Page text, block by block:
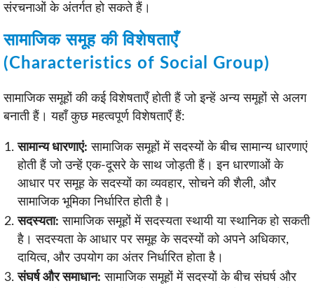
संरचनाओं के अंतर्गत हो सकते हैं।
सामाजिक समूह की विशेषताएँ
(Characteristics of Social Group)
सामाजिक समूहों की कई विशेषताएँ होती हैं जो इन्हें अन्य समूहों से अलग
बनाती हैं। यहाँ कुछ महत्वपूर्ण विशेषताएँ हैं:
सामान्य धारणाएं: सामाजिक समूहों में सदस्यों के बीच सामान्य धारणाएं
होती हैं जो उन्हें एक-दूसरे के साथ जोड़ती हैं। इन धारणाओं के
आधार पर समूह के सदस्यों का व्यवहार, सोचने की शैली, और
सामाजिक भूमिका निर्धारित होती है।
सदस्यता: सामाजिक समूहों में सदस्यता स्थायी या स्थानिक हो सकती
है। सदस्यता के आधार पर समूह के सदस्यों को अपने अधिकार,
दायित्व, और उपयोग का अंतर निर्धारित होता है।
संघर्ष और समाधान: सामाजिक समूहों में सदस्यों के बीच संघर्ष और